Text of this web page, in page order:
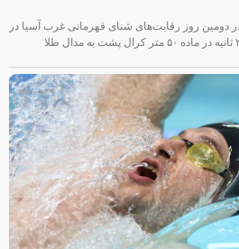
دومین روز رقابت‌های شنای قهرمانی غرب آسیا در